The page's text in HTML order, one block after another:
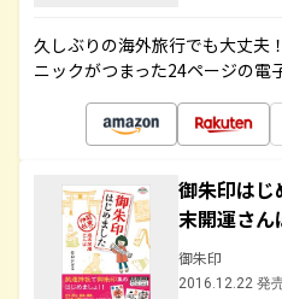
久しぶりの海外旅行でも大丈夫
ニックがつまった24ページの電
御朱印は
末開運さん
御朱印
2016.12.22 発